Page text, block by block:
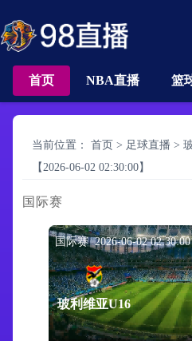
首页 NBA直播 篮
当前位置： 首页 > 足球直播 >
【2026-06-02 02:30:00】
国际赛
国际赛 2026-06-02 02:30:00
玻利维亚U16